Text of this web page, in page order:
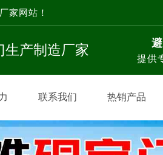
家网站！
生产制造厂家
提供
联系我们 热销产品